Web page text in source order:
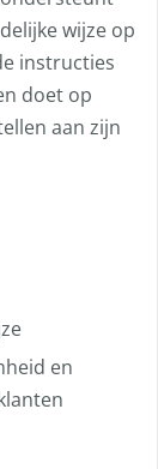
wijze op
instructies
doet op
aan zijn
en